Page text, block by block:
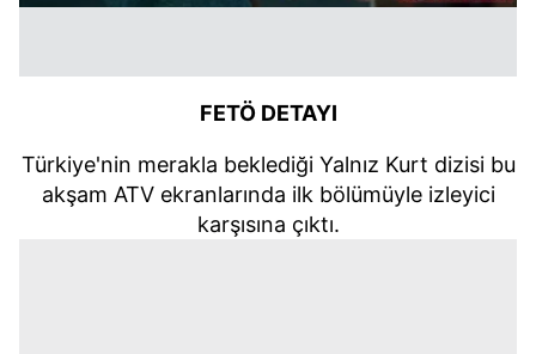
FETÖ DETAYI
Türkiye'nin merakla beklediği Yalnız Kurt dizisi bu
akşam ATV ekranlarında ilk bölümüyle izleyici
karşısına çıktı.